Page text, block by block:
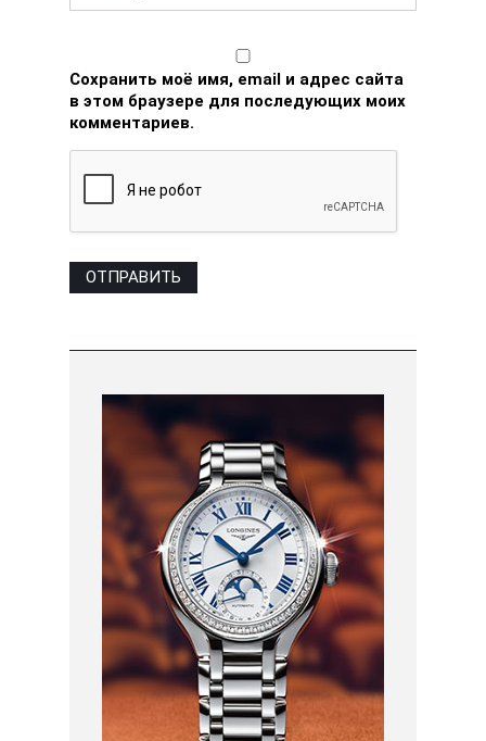
Сохранить моё имя, email и адрес сайта
в этом браузере для последующих моих
комментариев.